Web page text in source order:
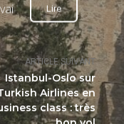
ARTICLE SUIVANT
Istanbul-Oslo sur
Airlines en
class : très
Lire